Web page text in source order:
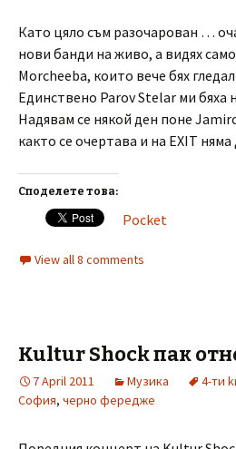
Като цяло съм разочарован …
нови банди на живо, а видях само
Morcheeba, които вече бях
Единствено Parov Stelar ми бяха
Надявам се някой ден поне
както се очертава и на EXIT няма
Споделете това:
Pocket
View all 8 comments
Kultur Shock пак
7 April 2011 Музика 4-ти
София, черно фередже